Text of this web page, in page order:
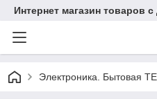
Интернет магазин товаров
Электроника. Бытовая